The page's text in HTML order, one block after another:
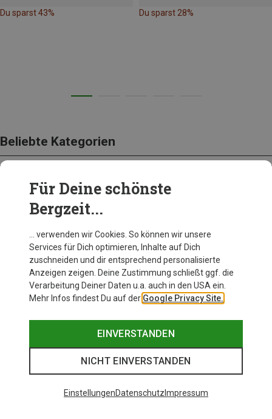
Du sparst 43% Du sparst 28%
Beliebte Kategorien
BEKLEIDUNG
Für Deine schönste
Bergzeit...
… verwenden wir Cookies. So können wir unsere
Services für Dich optimieren, Inhalte auf Dich
zuschneiden und dir entsprechend personalisierte
Anzeigen zeigen. Deine Zustimmung schließt ggf. die
Verarbeitung Deiner Daten u.a. auch in den USA ein.
Mehr Infos findest Du auf der Google Privacy Site.
EINVERSTANDEN
NICHT EINVERSTANDEN
EinstellungenDatenschutz Impressum